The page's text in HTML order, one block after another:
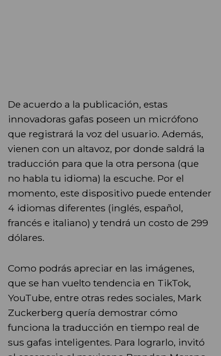
De acuerdo a la publicación, estas
innovadoras gafas poseen un micrófono
que registrará la voz del usuario. Además,
vienen con un altavoz, por donde saldrá la
traducción para que la otra persona (que
no habla tu idioma) la escuche. Por el
momento, este dispositivo puede entender
4 idiomas diferentes (inglés, español,
francés e italiano) y tendrá un costo de 299
dólares.
Como podrás apreciar en las imágenes,
que se han vuelto tendencia en TikTok,
YouTube, entre otras redes sociales, Mark
Zuckerberg quería demostrar cómo
funciona la traducción en tiempo real de
sus gafas inteligentes. Para lograrlo, invitó